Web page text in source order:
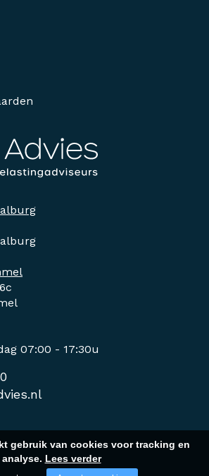
07:00 - 17:30u
gebruik van cookies voor tracking en
analyse. Lees verder